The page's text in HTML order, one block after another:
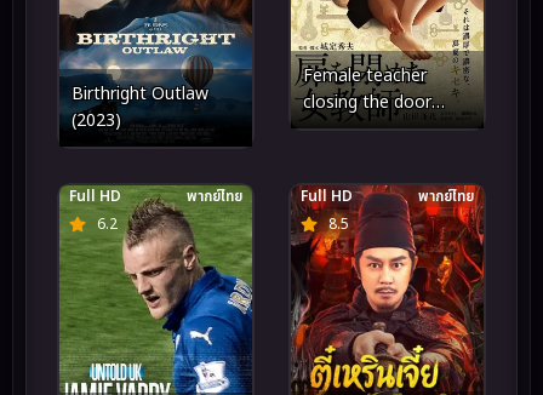
Birthright Outlaw
(2023)
Female teacher
closing the door
(2021)
6.2
Full HD พากย์ไทย
8.5
Full HD พากย์ไทย